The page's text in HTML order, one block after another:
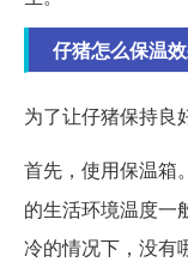
仔猪怎么保温
为了让仔猪保持良
首先，使用保温箱。
的生活环境温度一
冷的情况下，没有